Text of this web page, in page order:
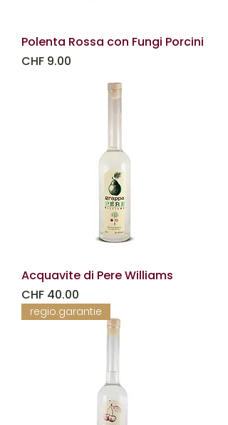
Polenta Rossa con Fungi Porcini
Prezzo
CHF 9.00
Acquavite di Pere Williams
Prezzo
CHF 40.00
regio.garantie